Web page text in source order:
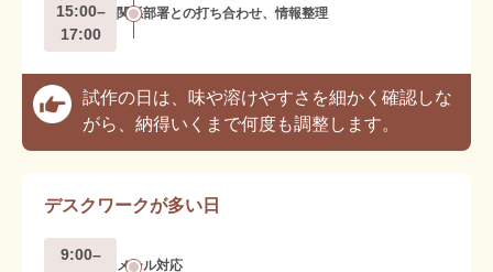
15:00–
17:00
関係部署との打ち合わせ、情報整理
試作の日は、味や溶けやすさを細かく確認しな
がら、納得いくまで何度も調整します。
デスクワークが多い日
9:00–
メール対応